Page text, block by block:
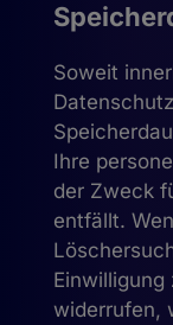
Soweit
Ihre
der Zweck
entfällt.
widerrufen,